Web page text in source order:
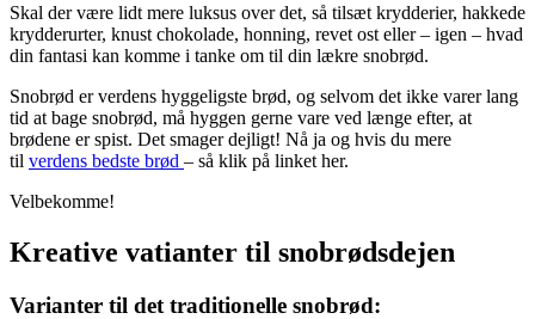
Skal der være lidt mere luksus over det, så tilsæt krydderier, hakkede
krydderurter, knust chokolade, honning, revet ost eller – igen – hvad
din fantasi kan komme i tanke om til din lækre snobrød.
Snobrød er verdens hyggeligste brød, og selvom det ikke varer lang
tid at bage snobrød, må hyggen gerne vare ved længe efter, at
brødene er spist. Det smager dejligt! Nå ja og hvis du mere
til verdens bedste brød – så klik på linket her.
Velbekomme!
Kreative vatianter til snobrødsdejen
Varianter til det traditionelle snobrød: